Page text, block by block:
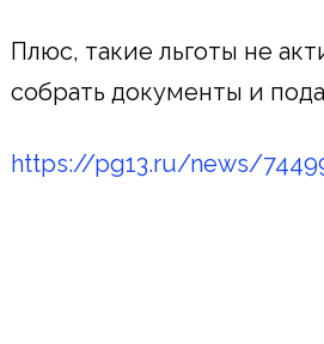
Плюс, такие льготы не
собрать документы и
https://pg13.ru/news/